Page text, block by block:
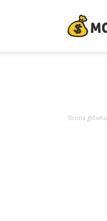
milion.pl
Strona główna